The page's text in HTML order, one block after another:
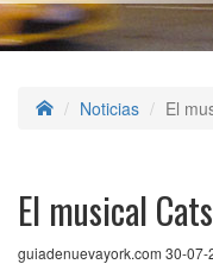
Noticias El
El musical
guiadenuevayork.com 30-07-